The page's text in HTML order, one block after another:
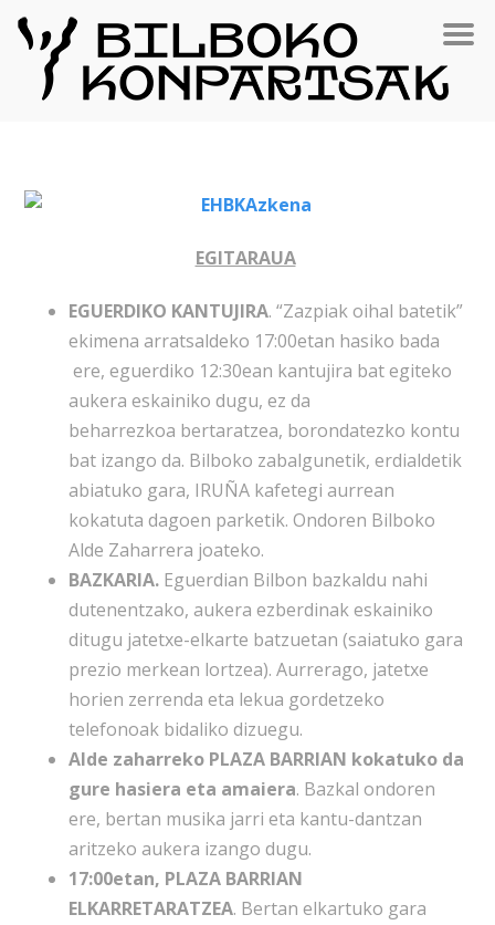
EGITARAUA
EGUERDIKO KANTUJIRA. “Zazpiak oihal batetik”
ekimena arratsaldeko 17:00etan hasiko bada
ere, eguerdiko 12:30ean kantujira bat egiteko
aukera eskainiko dugu, ez da
beharrezkoa bertaratzea, borondatezko kontu
bat izango da. Bilboko zabalgunetik, erdialdetik
abiatuko gara, IRUÑA kafetegi aurrean
kokatuta dagoen parketik. Ondoren Bilboko
Alde Zaharrera joateko.
BAZKARIA.Eguerdian Bilbon bazkaldu nahi
dutenentzako, aukera ezberdinak eskainiko
ditugu jatetxe-elkarte batzuetan (saiatuko gara
prezio merkean lortzea). Aurrerago, jatetxe
horien zerrenda eta lekua gordetzeko
telefonoak bidaliko dizuegu.
Alde zaharreko PLAZA BARRIAN kokatuko da
gure hasiera eta amaiera. Bazkal ondoren
ere, bertan musika jarri eta kantu-dantzan
aritzeko aukera izango dugu.
17:00etan, PLAZA BARRIAN
ELKARRETARATZEA. Bertan elkartuko gara